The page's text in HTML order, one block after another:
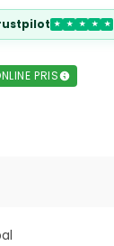
★ ★ ★ ★ ★
PRIS